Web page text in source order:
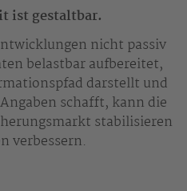
ist gestaltbar.
nicht passiv
belastbar aufbereitet,
darstellt und
schafft, kann die
stabilisieren
verbessern.